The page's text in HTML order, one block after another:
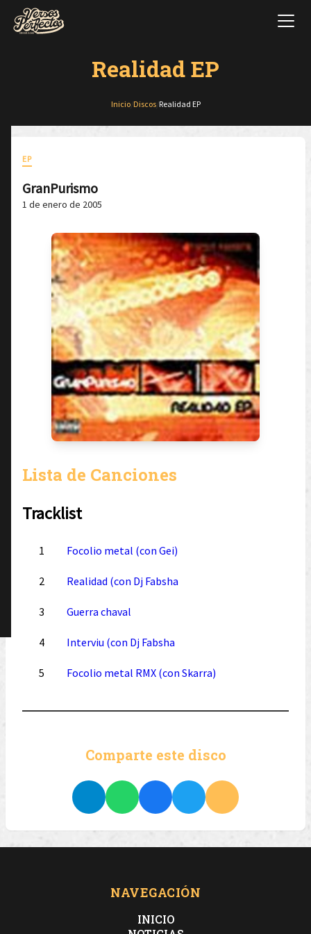
Realidad EP
Inicio/ Discos/ Realidad EP
EP
GranPurismo
1 de enero de 2005
Lista de Canciones
Tracklist
1 Focolio metal (con Gei)
2 Realidad (con Dj Fabsha
3 Guerra chaval
4 Interviu (con Dj Fabsha
5 Focolio metal RMX (con Skarra)
Comparte este disco
NAVEGACIÓN
INICIO